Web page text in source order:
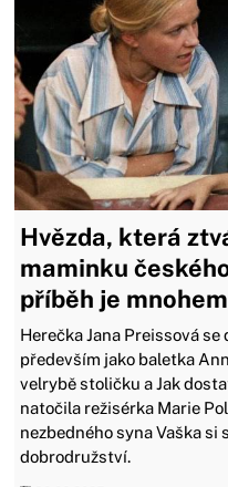
Hvězda, která
maminku
příběh je
Herečka Jana Preissová
především jako baletka
velrybě stoličku a Jak
natočila režisérka Marie
nezbedného syna Vaška si
dobrodružství.